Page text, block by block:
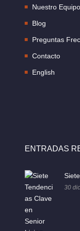
Nuestro Equipo
Blog
Preguntas
Contacto
English
ENTRADAS
30